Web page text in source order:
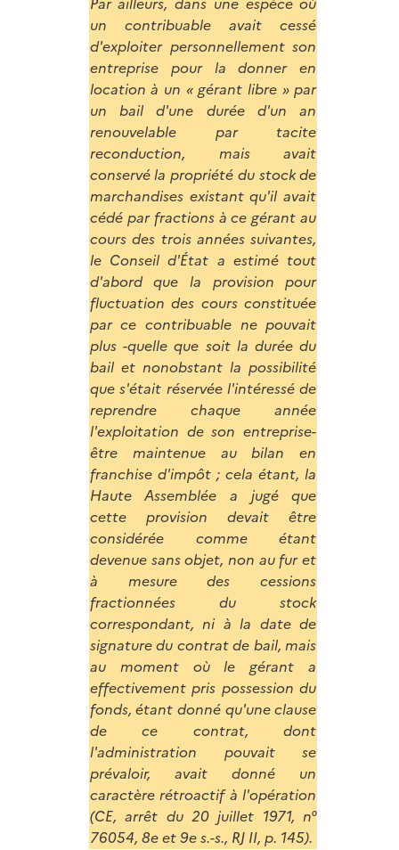
un contribuable avait cessé
d'exploiter personnellement son
entreprise pour la donner en
location à un « gérant libre » par
un bail d'une durée d'un an
renouvelable par tacite
reconduction, mais avait
conservé la propriété du stock de
marchandises existant qu'il avait
cédé par fractions à ce gérant au
cours des trois années suivantes,
le Conseil d'État a estimé tout
d'abord que la provision pour
fluctuation des cours constituée
par ce contribuable ne pouvait
plus -quelle que soit la durée du
bail et nonobstant la possibilité
que s'était réservée l'intéressé de
reprendre chaque année
l'exploitation de son entreprise-
être maintenue au bilan en
franchise d'impôt ; cela étant, la
Haute Assemblée a jugé que
cette provision devait être
considérée comme étant
devenue sans objet, non au fur et
à mesure des cessions
fractionnées du stock
correspondant, ni à la date de
signature du contrat de bail, mais
au moment où le gérant a
effectivement pris possession du
fonds, étant donné qu'une clause
de ce contrat, dont
l'administration pouvait se
prévaloir, avait donné un
caractère rétroactif à l'opération
(CE, arrêt du 20 juillet 1971, n°
76054, 8e et 9e s.-s., RJ II, p. 145).